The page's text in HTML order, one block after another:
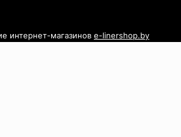
интернет-магазинов e-linershop.by